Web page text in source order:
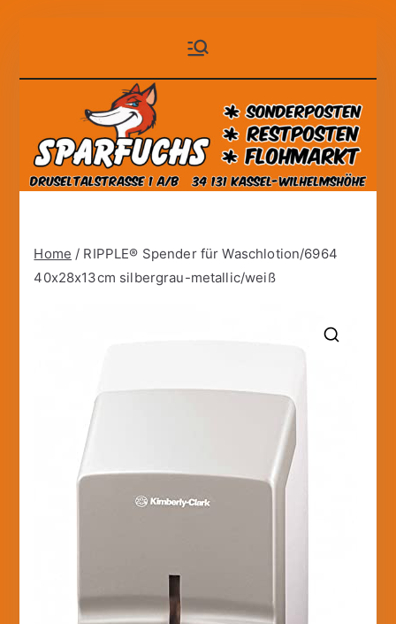
springen
Sparfuchs
– Kassel
Home / RIPPLE® Spender für Waschlotion/6964
40x28x13cm silbergrau-metallic/weiß